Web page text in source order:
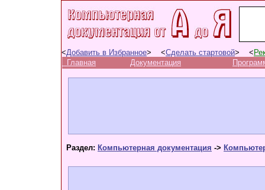
<Добавить в Избранное> <Сделать стартовой> <
Главная
Документация
Раздел: Компьютерная документация ->